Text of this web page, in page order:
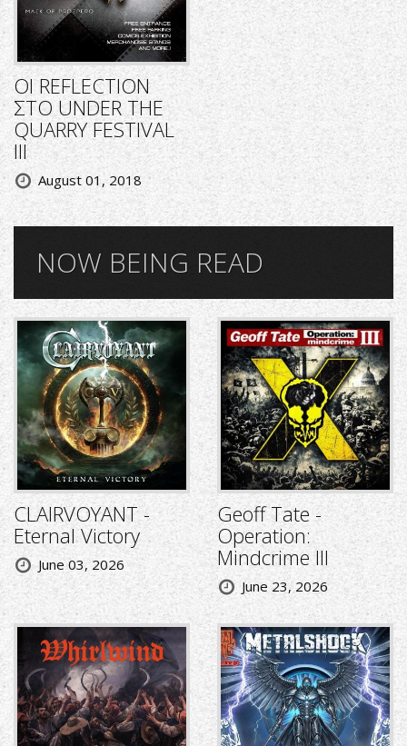
ΟΙ REFLECTION
ΣΤΟ UNDER THE
QUARRY FESTIVAL
III
August 01, 2018
NOW BEING READ
CLAIRVOYANT -
Eternal Victory
June 03, 2026
Geoff Tate -
Operation:
Mindcrime III
June 23, 2026